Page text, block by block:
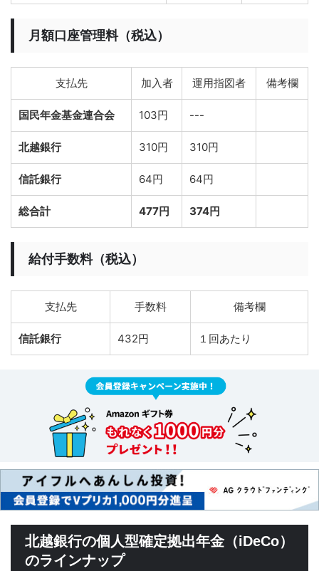
月額口座管理料（税込）
支払先 加入者 運用指図者 備考欄
国民年金基金連合会 103円 ---
北越銀行 310円 310円
信託銀行 64円 64円
総合計 477円 374円
給付手数料（税込）
支払先 手数料 備考欄
信託銀行 432円 １回あたり
北越銀行の個人型確定拠出年金（iDeCo）
のラインナップ